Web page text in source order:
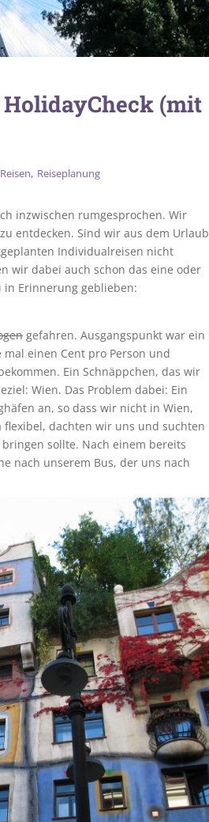
(mit
Reisen, Reiseplanung
inzwischen rumgesprochen. Wir
entdecken. Sind wir aus dem Urlaub
Individualreisen nicht
wir dabei auch schon das eine oder
in Erinnerung geblieben:
gefahren. Ausgangspunkt war ein
einen Cent pro Person und
Ein Schnäppchen, das wir
Wien. Das Problem dabei: Ein
an, so dass wir nicht in Wien,
dachten wir uns und suchten
sollte. Nach einem bereits
nach unserem Bus, der uns nach